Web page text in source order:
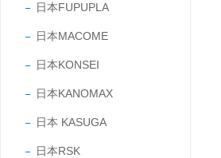
日本FUPUPLA
日本MACOME
日本KONSEI
日本KANOMAX
日本 KASUGA
日本RSK